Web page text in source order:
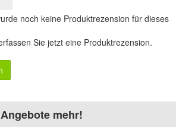
noch keine Produktrezension für dieses
Sie jetzt eine Produktrezension.
mehr!